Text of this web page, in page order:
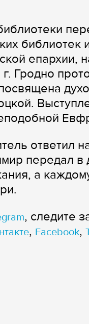
библиотек
епархии,
Гродно
ответил
передал в
а
, следите
, Facebook,